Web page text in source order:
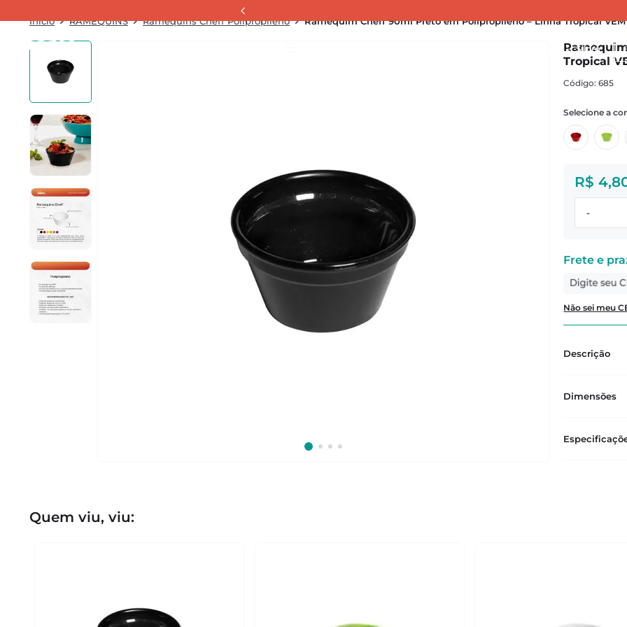
Silpró
RAMEQUINS Ramequins Cheff Polipropileno Ramequim Cheff 90ml Preto em Polipropileno – Linha Tropical VEM
Tropical
:685
R$ 4,
-
Não sei meu
Descrição
Dimensões
Quem viu, viu: